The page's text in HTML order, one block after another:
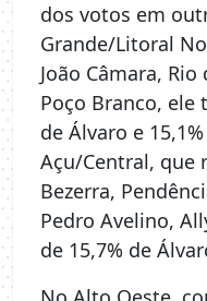
dos votos em
Grande/Litoral
João Câmara,
Poço Branco, ele
de Álvaro e
Açu/Central, que
Bezerra,
Pedro Avelino,
de 15,7% de